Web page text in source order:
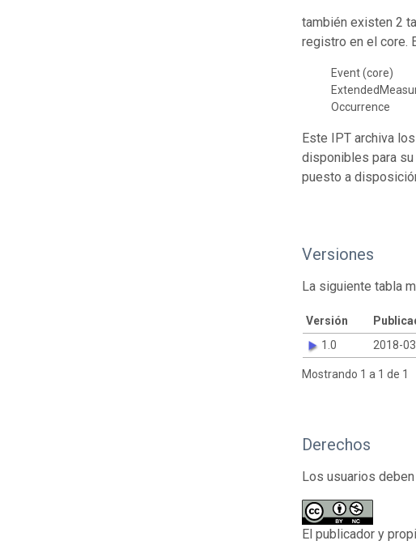
también existen 2
registro en el core.
Event (core)
Occurrence
Este IPT archiva
disponibles para
puesto a
Versiones
La siguiente tabla
Versión
1.0
2018-
Mostrando 1 a 1 de 1
Derechos
Los usuarios
El publicador y